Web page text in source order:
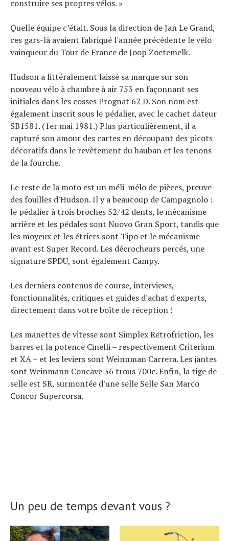
construire ses propres vélos. »
Quelle équipe c’était. Sous la direction de Jan Le Grand,
ces gars-là avaient fabriqué l'année précédente le vélo
vainqueur du Tour de France de Joop Zoetemelk.
Hudson a littéralement laissé sa marque sur son
nouveau vélo à chambre à air 753 en façonnant ses
initiales dans les cosses Prognat 62 D. Son nom est
également inscrit sous le pédalier, avec le cachet dateur
SB1581. (1er mai 1981.) Plus particulièrement, il a
capturé son amour des cartes en découpant des picots
décoratifs dans le revêtement du hauban et les tenons
de la fourche.
Le reste de la moto est un méli-mélo de pièces, preuve
des fouilles d'Hudson. Il y a beaucoup de Campagnolo :
le pédalier à trois broches 52/42 dents, le mécanisme
arrière et les pédales sont Nuovo Gran Sport, tandis que
les moyeux et les étriers sont Tipo et le mécanisme
avant est Super Record. Les décrocheurs percés, une
signature SPDU, sont également Campy.
Les derniers contenus de course, interviews,
fonctionnalités, critiques et guides d'achat d'experts,
directement dans votre boîte de réception !
Les manettes de vitesse sont Simplex Retrofriction, les
barres et la potence Cinelli – respectivement Criterium
et XA – et les leviers sont Weinnman Carrera. Les jantes
sont Weinmann Concave 36 trous 700c. Enfin, la tige de
selle est SR, surmontée d'une selle Selle San Marco
Concor Supercorsa.
Un peu de temps devant vous ?